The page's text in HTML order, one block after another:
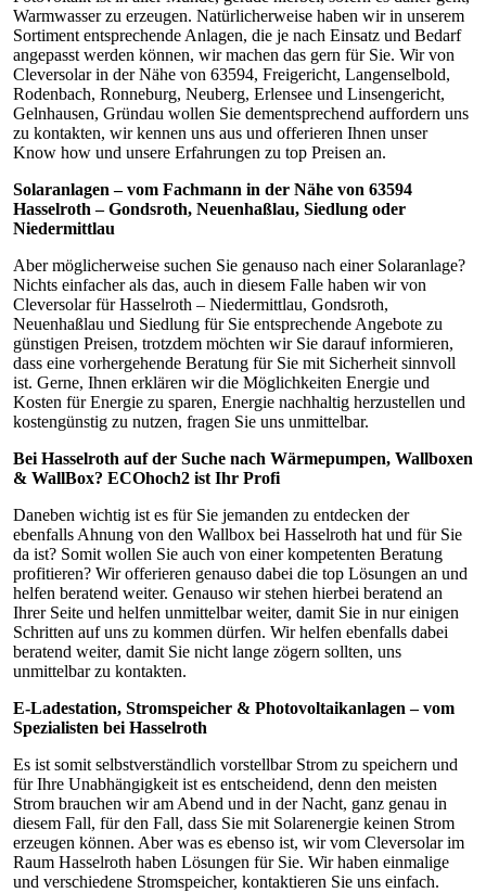
Warmwasser zu erzeugen. Natürlicherweise haben wir in unserem
Sortiment entsprechende Anlagen, die je nach Einsatz und Bedarf
angepasst werden können, wir machen das gern für Sie. Wir von
Cleversolar in der Nähe von 63594, Freigericht, Langenselbold,
Rodenbach, Ronneburg, Neuberg, Erlensee und Linsengericht,
Gelnhausen, Gründau wollen Sie dementsprechend auffordern uns
zu kontakten, wir kennen uns aus und offerieren Ihnen unser
Know how und unsere Erfahrungen zu top Preisen an.
Solaranlagen – vom Fachmann in der Nähe von 63594
Hasselroth – Gondsroth, Neuenhaßlau, Siedlung oder
Niedermittlau
Aber möglicherweise suchen Sie genauso nach einer Solaranlage?
Nichts einfacher als das, auch in diesem Falle haben wir von
Cleversolar für Hasselroth – Niedermittlau, Gondsroth,
Neuenhaßlau und Siedlung für Sie entsprechende Angebote zu
günstigen Preisen, trotzdem möchten wir Sie darauf informieren,
dass eine vorhergehende Beratung für Sie mit Sicherheit sinnvoll
ist. Gerne, Ihnen erklären wir die Möglichkeiten Energie und
Kosten für Energie zu sparen, Energie nachhaltig herzustellen und
kostengünstig zu nutzen, fragen Sie uns unmittelbar.
Bei Hasselroth auf der Suche nach Wärmepumpen, Wallboxen
& WallBox? ECOhoch2 ist Ihr Profi
Daneben wichtig ist es für Sie jemanden zu entdecken der
ebenfalls Ahnung von den Wallbox bei Hasselroth hat und für Sie
da ist? Somit wollen Sie auch von einer kompetenten Beratung
profitieren? Wir offerieren genauso dabei die top Lösungen an und
helfen beratend weiter. Genauso wir stehen hierbei beratend an
Ihrer Seite und helfen unmittelbar weiter, damit Sie in nur einigen
Schritten auf uns zu kommen dürfen. Wir helfen ebenfalls dabei
beratend weiter, damit Sie nicht lange zögern sollten, uns
unmittelbar zu kontakten.
E-Ladestation, Stromspeicher & Photovoltaikanlagen – vom
Spezialisten bei Hasselroth
Es ist somit selbstverständlich vorstellbar Strom zu speichern und
für Ihre Unabhängigkeit ist es entscheidend, denn den meisten
Strom brauchen wir am Abend und in der Nacht, ganz genau in
diesem Fall, für den Fall, dass Sie mit Solarenergie keinen Strom
erzeugen können. Aber was es ebenso ist, wir vom Cleversolar im
Raum Hasselroth haben Lösungen für Sie. Wir haben einmalige
und verschiedene Stromspeicher, kontaktieren Sie uns einfach.